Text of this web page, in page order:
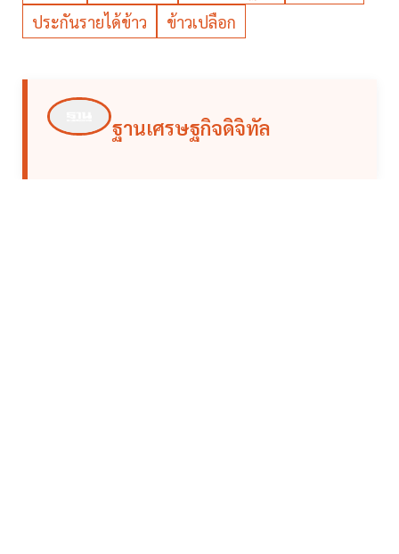
ประกันรายได้ข้าว
ข้าวเปลือก
ฐานเศรษฐกิจดิจิทัล